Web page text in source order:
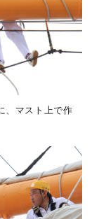
、マスト上で作